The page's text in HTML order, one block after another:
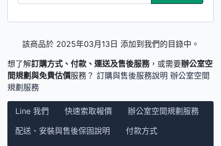
該商品於 2025年03月13日 添加到我們的目錄中。
想了解訂購方式、付款、運送及售後服務，或需要辦公室空
間規劃與免費估價服務？ 訂購與售後服務說明 辦公室空間
規劃服務
Line 我們 快速索取報價
辦公室空間規劃服務
配送、安裝與售後保固說明
付款方式